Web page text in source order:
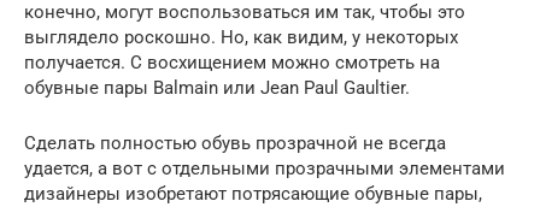
конечно, могут воспользоваться им так, чтобы это
выглядело роскошно. Но, как видим, у некоторых
получается. С восхищением можно смотреть на
обувные пары Balmain или Jean Paul Gaultier.
Сделать полностью обувь прозрачной не всегда
удается, а вот с отдельными прозрачными элементами
дизайнеры изобретают потрясающие обувные пары,